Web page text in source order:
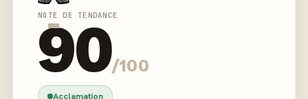
-
NOTE DE TENDANCE
90/100
Acclamation